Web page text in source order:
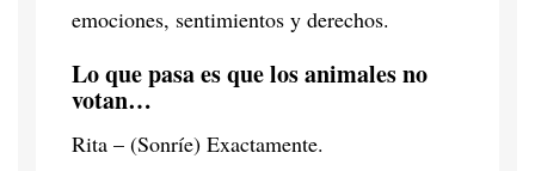
emociones, sentimientos y derechos.
Lo que pasa es que los animales no
votan…
Rita – (Sonríe) Exactamente.